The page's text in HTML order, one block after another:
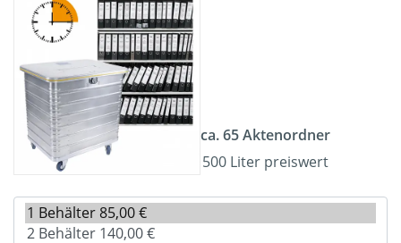
ca. 65 Aktenordner
500 Liter preiswert